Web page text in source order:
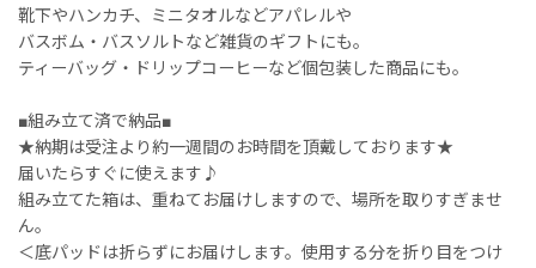
靴下やハンカチ、ミニタオルなどアパレルや
バスボム・バスソルトなど雑貨のギフトにも。
ティーバッグ・ドリップコーヒーなど個包装した商品にも。
■組み立て済で納品■
★納期は受注より約一週間のお時間を頂戴しております★
届いたらすぐに使えます♪
組み立てた箱は、重ねてお届けしますので、場所を取りすぎませ
ん。
＜底パッドは折らずにお届けします。使用する分を折り目をつけ